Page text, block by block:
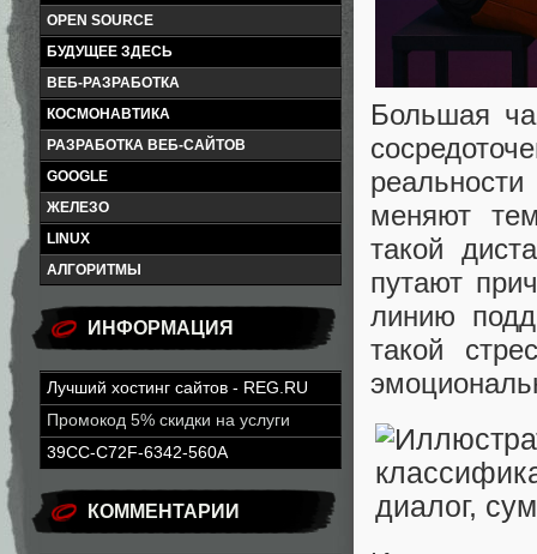
OPEN SOURCE
БУДУЩЕЕ ЗДЕСЬ
ВЕБ-РАЗРАБОТКА
КОСМОНАВТИКА
РАЗРАБОТКА ВЕБ-САЙТОВ
GOOGLE
ЖЕЛЕЗО
LINUX
АЛГОРИТМЫ
ИНФОРМАЦИЯ
Лучший хостинг сайтов - REG.RU
Промокод 5% скидки на услуги
39CC-C72F-6342-560A
КОММЕНТАРИИ
Большая
меняют
такой
путают
линию
такой